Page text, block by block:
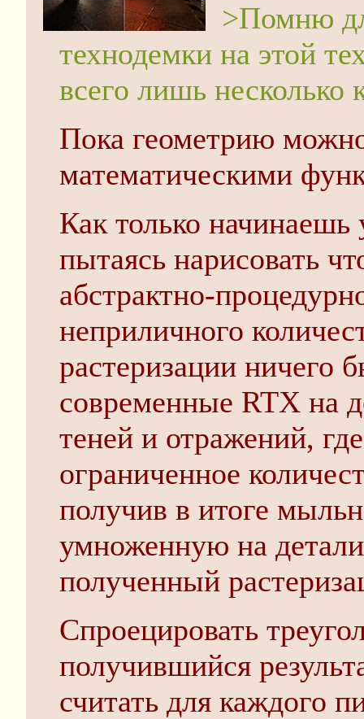
>Помню
технодемки на этой
всего лишь несколько
Пока геометрию
математическими
Как только
пытаясь нарисовать
абстрактно-
неприличного
растеризации ничего
современные RTX на
теней и отражений,
ограниченное
получив в итоге
умноженную на
полученный
Спроецировать
получившийся
считать для каждого